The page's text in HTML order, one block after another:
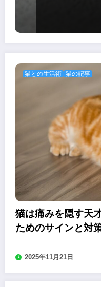
猫との生活術 猫の記事
猫は痛みを隠す天
ためのサインと対
2025年11月21日